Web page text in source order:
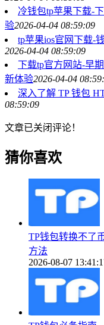
冷钱包tp苹果下载-
验2026-04-04 08:59:09
tp苹果ios官网下载-
2026-04-04 08:59:09
下载tp官方网站-早
新体验2026-04-04
深入了解 TP 钱包
08:59:09
文章已关闭评论！
猜你喜欢
TP钱包转换不了
方法
2026-08-07